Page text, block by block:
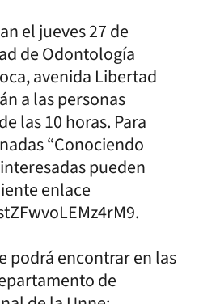
el jueves 27 de
de Odontología
avenida Libertad
a las personas
las 10 horas. Para
“Conociendo
pueden
enlace
podrá encontrar en las
de